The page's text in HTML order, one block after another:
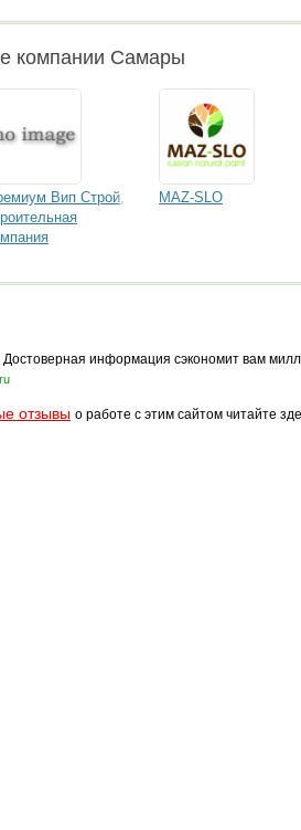
компании Самары
Вип Строй,
MAZ-SLO
Достоверная информация сэкономит вам
отзывы о работе с этим сайтом читайте